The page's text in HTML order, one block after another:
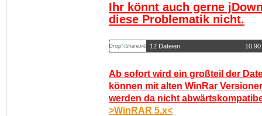
Ihr könnt auch gerne
diese Problematik nicht.
12 Dateien
Ab sofort wird ein großteil der
können mit alten WinRar
werden da nicht
>WinRAR 5.x<